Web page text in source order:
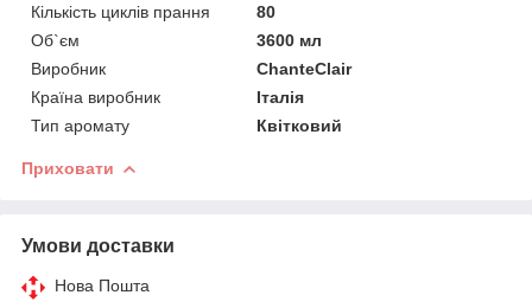
Кількість циклів прання
80
Об`єм
3600 мл
Виробник
ChanteClair
Країна виробник
Італія
Тип аромату
Квітковий
Приховати
Умови доставки
Нова Пошта